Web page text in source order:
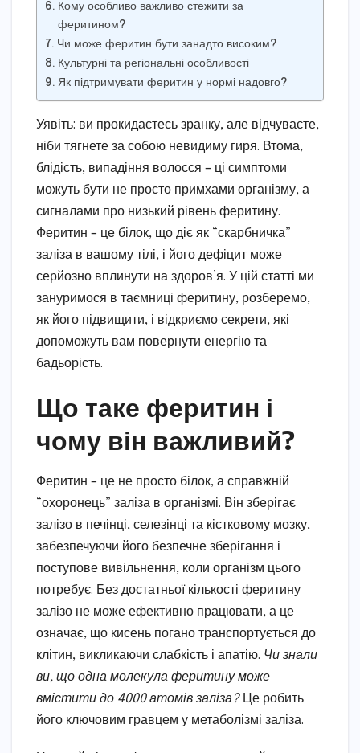
Кому особливо важливо стежити за
феритином?
Чи може феритин бути занадто високим?
Культурні та регіональні особливості
Як підтримувати феритин у нормі надовго?
Уявіть: ви прокидаєтесь зранку, але відчуваєте,
ніби тягнете за собою невидиму гиря. Втома,
блідість, випадіння волосся – ці симптоми
можуть бути не просто примхами організму, а
сигналами про низький рівень феритину.
Феритин – це білок, що діє як “скарбничка”
заліза в вашому тілі, і його дефіцит може
серйозно вплинути на здоров’я. У цій статті ми
зануримося в таємниці феритину, розберемо,
як його підвищити, і відкриємо секрети, які
допоможуть вам повернути енергію та
бадьорість.
Що таке феритин і
чому він важливий?
Феритин – це не просто білок, а справжній
“охоронець” заліза в організмі. Він зберігає
залізо в печінці, селезінці та кістковому мозку,
забезпечуючи його безпечне зберігання і
поступове вивільнення, коли організм цього
потребує. Без достатньої кількості феритину
залізо не може ефективно працювати, а це
означає, що кисень погано транспортується до
клітин, викликаючи слабкість і апатію. Чи знали
ви, що одна молекула феритину може
вмістити до 4000 атомів заліза?Це робить
його ключовим гравцем у метаболізмі заліза.